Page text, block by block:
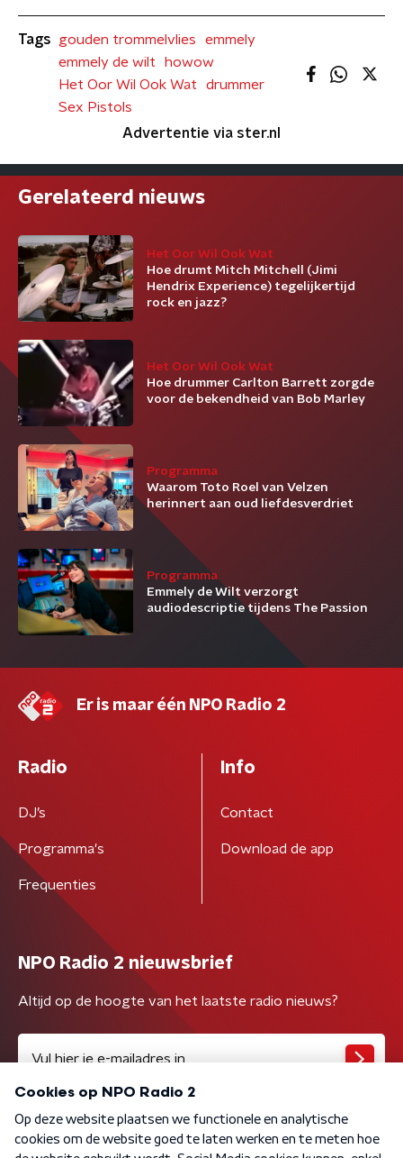
Tags gouden trommelvlies
emmely
emmely de wilt
howow
Het Oor Wil Ook Wat
drummer
Sex Pistols
Advertentie via ster.nl
Gerelateerd nieuws
Het Oor Wil Ook Wat
Hoe drumt Mitch Mitchell (Jimi
Hendrix Experience) tegelijkertijd
rock en jazz?
Het Oor Wil Ook Wat
Hoe drummer Carlton Barrett zorgde
voor de bekendheid van Bob Marley
Programma
Waarom Toto Roel van Velzen
herinnert aan oud liefdesverdriet
Programma
Emmely de Wilt verzorgt
audiodescriptie tijdens The Passion
Er is maar één NPO Radio 2
Radio
DJ’s
Programma's
Frequenties
Info
Contact
Download de app
NPO Radio 2 nieuwsbrief
Altijd op de hoogte van het laatste radio nieuws?